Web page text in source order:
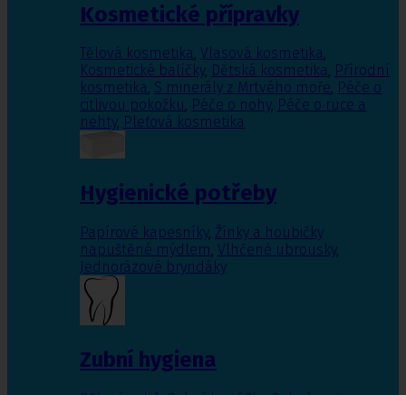
Kosmetické přípravky
Tělová kosmetika, Vlasová kosmetika,
Kosmetické balíčky, Dětská kosmetika, Přírodní
kosmetika, S minerály z Mrtvého moře, Péče o
citlivou pokožku, Péče o nohy, Péče o ruce a
nehty, Pleťová kosmetika
Hygienické potřeby
Papírové kapesníky, Žínky a houbičky
napuštěné mýdlem, Vlhčené ubrousky,
Jednorázové bryndáky
Zubní hygiena